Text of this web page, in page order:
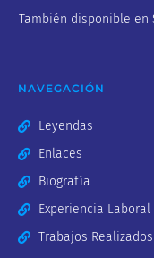
También disponible en
NAVEGACIÓN
Leyendas
Enlaces
Biografía
Experiencia Laboral
Trabajos Realizados